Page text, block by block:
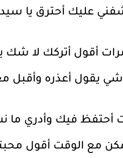
عليك أحترق يا
أقول أتركك لا شك
شي يقول أعذره وأقبل
أحتفظ فيك وأدري ما
مع الوقت أقول